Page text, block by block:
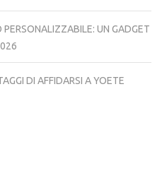
UN GADGET
DI AFFIDARSI A YOETE